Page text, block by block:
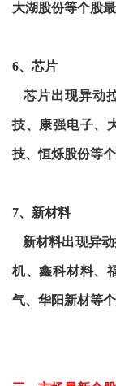
大湖股份等个股
6、芯片
芯片出现异动
技、康强电子、
技、恒烁股份等
7、新材料
新材料出现异
机、鑫科材料、
气、华阳新材等